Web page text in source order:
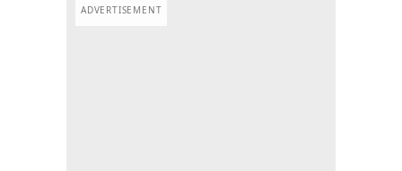
ADVERTISEMENT